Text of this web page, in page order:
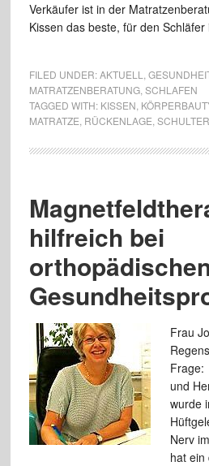
Verkäufer ist in der
Kissen das beste, für den
FILED UNDER:AKTUELL
MATRATZENBERATUNG, SCHLAFEN
TAGGED WITH: KISSEN
MATRATZE RÜCKENLAGE SCHULTER
hilfreich bei
Frau
Frage:
und
wurde
Nerv
hat ein